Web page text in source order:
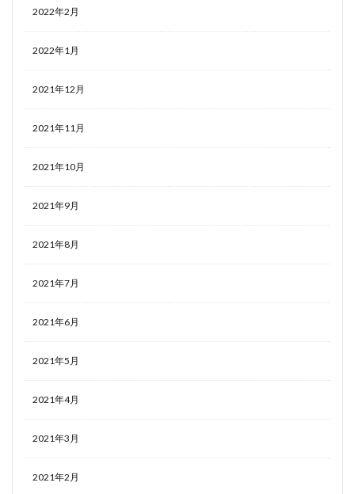
2022年2月
2022年1月
2021年12月
2021年11月
2021年10月
2021年9月
2021年8月
2021年7月
2021年6月
2021年5月
2021年4月
2021年3月
2021年2月